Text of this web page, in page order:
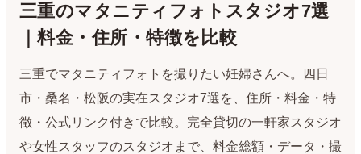
三重のマタニティフォトスタジオ7選
｜料金・住所・特徴を比較
三重でマタニティフォトを撮りたい妊婦さんへ。四日
市・桑名・松阪の実在スタジオ7選を、住所・料金・特
徴・公式リンク付きで比較。完全貸切の一軒家スタジオ
や女性スタッフのスタジオまで、料金総額・データ・撮